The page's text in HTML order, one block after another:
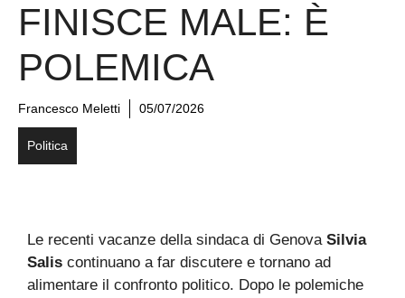
FINISCE MALE: È
POLEMICA
Francesco Meletti 05/07/2026
Politica
Le recenti vacanze della sindaca di Genova Silvia
Salis continuano a far discutere e tornano ad
alimentare il confronto politico. Dopo le polemiche